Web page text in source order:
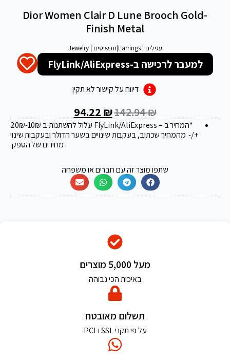
Dior Women Clair D Lune Brooch Gold-
Finish Metal
עגילים | Earrings |תכשיטים | Jewelry
למעבר לרכישה ב-FlyLink/AliExpress
דיווח על קישור לא תקין
142.94₪
94.22 ₪
*המחיר ב – FlyLink/AliExpress עלול להשתנות ב 20 ₪-10₪
+/- מהמחיר שכתוב, בעקבות שינויים בשער הדולר ובעקבות שינוי
מחירים של הספק.
שתפו מוצר זה עם חברים או משפחה
מעל 5,000 מוצרים
באיכות הכי גבוהה
תשלום מאובטח
על פי תקני SSL ו-PCI